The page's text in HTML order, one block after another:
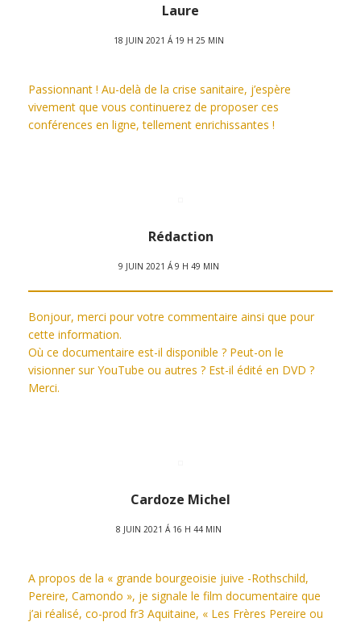
Laure
18 JUIN 2021 Á 19 H 25 MIN
Passionnant ! Au-delà de la crise sanitaire, j’espère
vivement que vous continuerez de proposer ces
conférences en ligne, tellement enrichissantes !
Rédaction
9 JUIN 2021 Á 9 H 49 MIN
Bonjour, merci pour votre commentaire ainsi que pour
cette information.
Où ce documentaire est-il disponible ? Peut-on le
visionner sur YouTube ou autres ? Est-il édité en DVD ?
Merci.
Cardoze Michel
8 JUIN 2021 Á 16 H 44 MIN
A propos de la « grande bourgeoisie juive -Rothschild,
Pereire, Camondo », je signale le film documentaire que
j’ai réalisé, co-prod fr3 Aquitaine, « Les Frères Pereire ou